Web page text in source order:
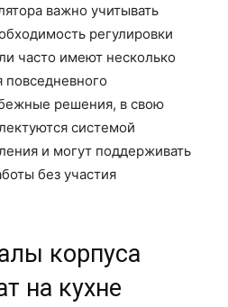
важно учитывать
регулировки
часто имеют несколько
повседневного
решения, в свою
системой
и могут поддерживать
без участия
корпуса
на кухне